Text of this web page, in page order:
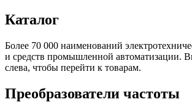
Каталог
Более 70 000 наименований
и средств промышленной автоматизации.
слева, чтобы перейти к товарам.
Преобразователи частоты